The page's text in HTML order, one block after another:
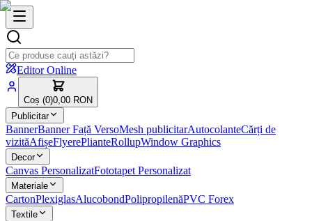
Editor Online
Coș (0)0,00 RON
Publicitar
BannerBanner Față VersoMesh publicitarAutocolanteCărți de
vizităAfișeFlyerePlianteRollupWindow Graphics
Decor
Canvas PersonalizatFototapet Personalizat
Materiale
CartonPlexiglasAlucobondPolipropilenăPVC Forex
Textile